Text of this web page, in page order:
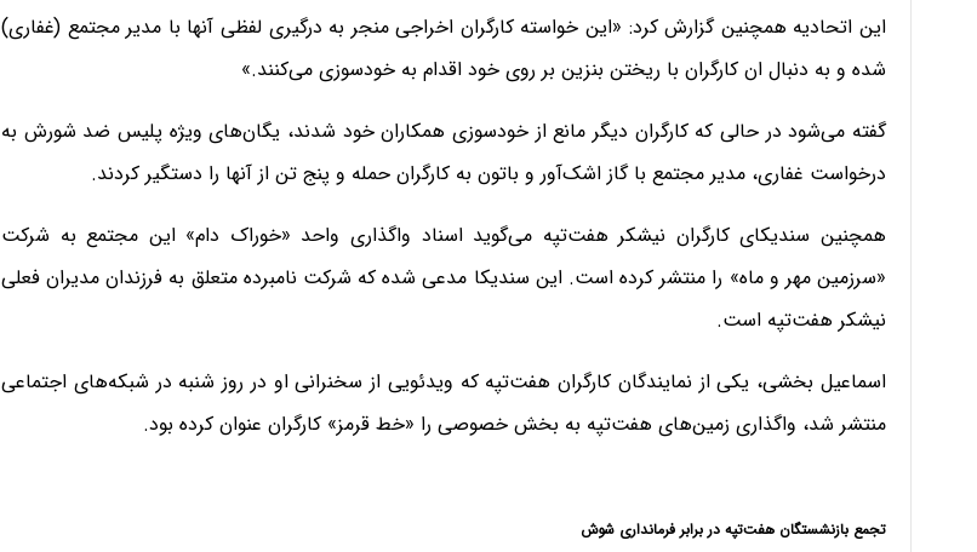
این اتحادیه همچنین گزارش کرد: «این خواسته کارگران اخراجی منجر به درگیری لفظی آنها با مدیر مجتمع (غفاری)
شده و به دنبال ان کارگران با ریختن بنزین بر روی خود اقدام به خودسوزی می‌کنند.»
گفته می‌شود در حالی که کارگران دیگر مانع از خودسوزی همکاران خود شدند، یگان‌های ویژه پلیس ضد شورش به
درخواست غفاری، مدیر مجتمع با گاز اشک‌آور و باتون به کارگران حمله و پنج تن از آنها را دستگیر کردند.
همچنین سندیکای کارگران نیشکر هفت‌تپه می‌گوید اسناد واگذاری واحد «خوراک دام» این مجتمع به شرکت
«سرزمین مهر و ماه» را منتشر کرده است. این سندیکا مدعی شده که شرکت نامبرده متعلق به فرزندان مدیران فعلی
نیشکر هفت‌تپه است.
اسماعیل بخشی، یکی از نمایندگان کارگران هفت‌تپه که ویدئویی از سخنرانی او در روز شنبه در شبکه‌های اجتماعی
منتشر شد، واگذاری زمین‌های هفت‌تپه به بخش خصوصی را «خط قرمز» کارگران عنوان کرده بود.
تجمع بازنشستگان هفت‌تپه در برابر فرمانداری شوش